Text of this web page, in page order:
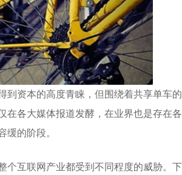
到资本的高度青睐，但围绕着共享单车
在各大媒体报道发酵，在业界也是存在
缓的阶段。
个互联网产业都受到不同程度的威胁。